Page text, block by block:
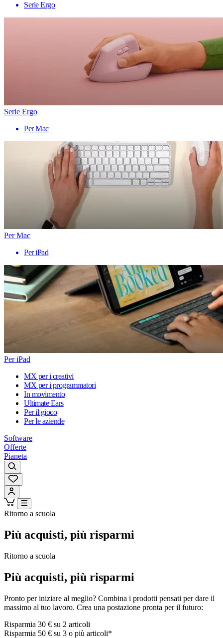
Serie Ergo
Serie Ergo
Per Mac
Per Mac
Per iPad
Per iPad
MX per i creativi
MX per i programmatori
In movimento
Ultimate Ears
Per il gioco
Per le aziende
Software
Offerte
Pianeta
Ritorno a scuola
Più acquisti, più risparmi
Ritorno a scuola
Più acquisti, più risparmi
Pronto per iniziare al meglio? Combina i prodotti pensati per dare il
massimo al tuo lavoro. Crea una postazione pronta per il futuro:
Risparmia 30 € su 2 articoli
Risparmia 50 € su 3 o più articoli*